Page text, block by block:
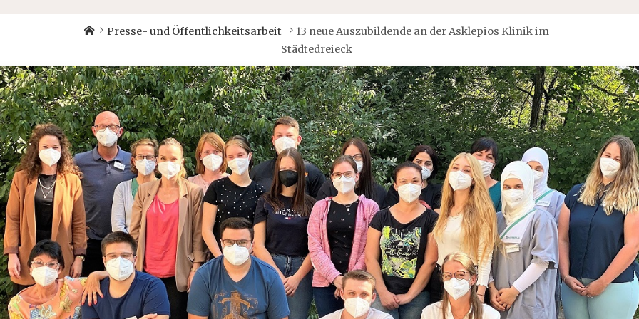
Home
Presse- und Öffentlichkeitsarbeit
13 neue Auszubildende an der Asklepios Klinik im
Städtedreieck